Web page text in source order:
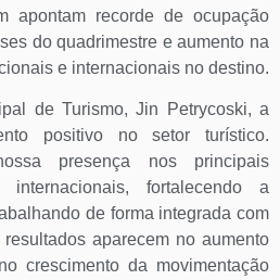
apontam recorde de ocupação
do quadrimestre e aumento na
e internacionais no destino.
de Turismo, Jin Petrycoski, a
positivo no setor turístico.
presença nos principais
fortalecendo a
de forma integrada com
aparecem no aumento
crescimento da movimentação